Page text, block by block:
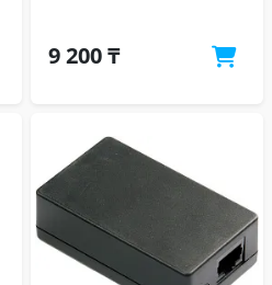
9 200 ₸